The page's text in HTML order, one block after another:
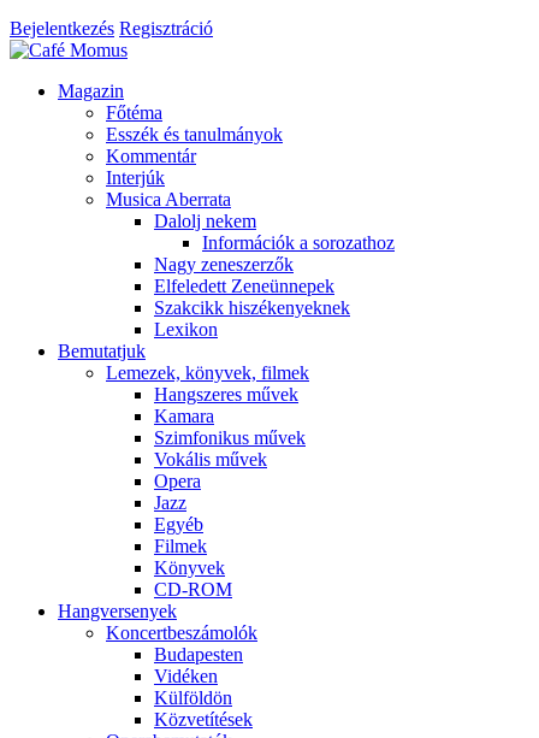
Bejelentkezés Regisztráció
Magazin
Főtéma
Esszék és tanulmányok
Kommentár
Interjúk
Musica Aberrata
Dalolj nekem
Információk a sorozathoz
Nagy zeneszerzők
Elfeledett Zeneünnepek
Szakcikk hiszékenyeknek
Lexikon
Bemutatjuk
Lemezek, könyvek, filmek
Hangszeres művek
Kamara
Szimfonikus művek
Vokális művek
Opera
Jazz
Egyéb
Filmek
Könyvek
CD-ROM
Hangversenyek
Koncertbeszámolók
Budapesten
Vidéken
Külföldön
Közvetítések